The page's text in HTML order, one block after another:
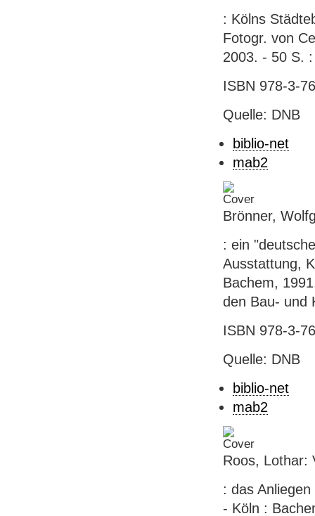
: Kölns
Fotogr. von
2003. - 50 S.
ISBN 978-3-
Quelle: DNB
biblio-net
mab2
Brönner,
: ein
Ausstattung,
Bachem,
den Bau- und
ISBN 978-3-
Quelle: DNB
biblio-net
mab2
Roos, Lothar:
: das
- Köln :